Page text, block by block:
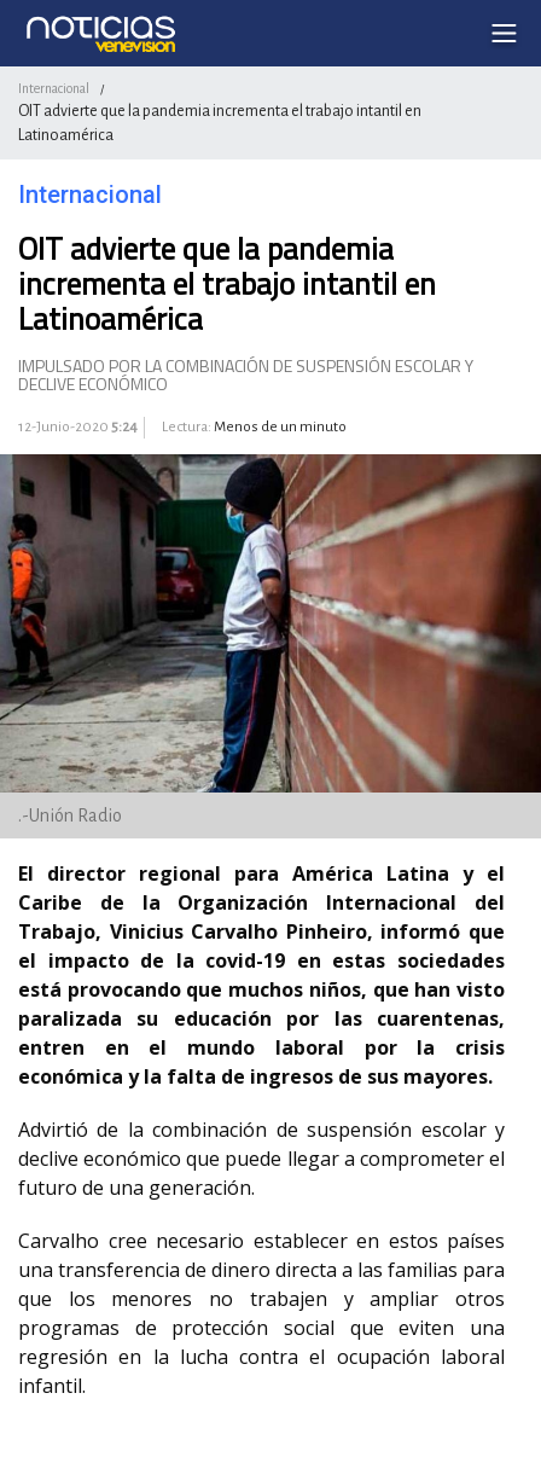
Internacional /
OIT advierte que la pandemia incrementa el trabajo intantil en
Latinoamérica
Internacional
OIT advierte que la pandemia
incrementa el trabajo intantil en
Latinoamérica
IMPULSADO POR LA COMBINACIÓN DE SUSPENSIÓN ESCOLAR Y
DECLIVE ECONÓMICO
12-Junio-2020 5:24 Lectura: Menos de un minuto
.-Unión Radio
El director regional para América Latina y el
Caribe de la Organización Internacional del
Trabajo, Vinicius Carvalho Pinheiro, informó que
el impacto de la covid-19 en estas sociedades
está provocando que muchos niños, que han visto
paralizada su educación por las cuarentenas,
entren en el mundo laboral por la crisis
económica y la falta de ingresos de sus mayores.
Advirtió de la combinación de suspensión escolar y
declive económico que puede llegar a comprometer el
futuro de una generación.
Carvalho cree necesario establecer en estos países
una transferencia de dinero directa a las familias para
que los menores no trabajen y ampliar otros
programas de protección social que eviten una
regresión en la lucha contra el ocupación laboral
infantil.